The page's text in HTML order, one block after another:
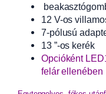
12 V-os
7-pólusú
13 ”-os kerék
Opcióként
felár ellenében